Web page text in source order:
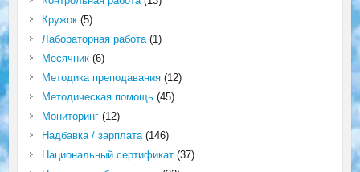
Кружок(5)
Лабораторная работа(1)
Месячник(6)
Методика преподавания(12)
Методическая помощь(45)
Мониторинг(12)
Надбавка / зарплата(146)
Национальный сертификат(37)